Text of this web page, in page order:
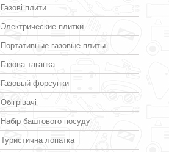
Газові плити
Электрические плитки
Портативные газовые плиты
Газова таганка
Газовый форсунки
Обігрівачі
Набір баштового посуду
Туристична лопатка